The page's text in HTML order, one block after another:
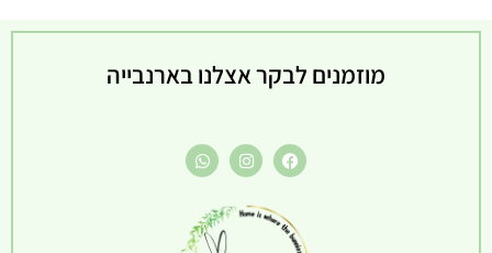
מוזמנים לבקר אצלנו בארנבייה